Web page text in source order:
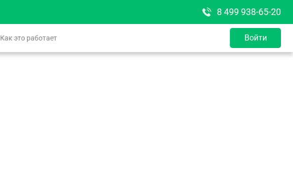
8 499 938-65-20
Как это работает Войти